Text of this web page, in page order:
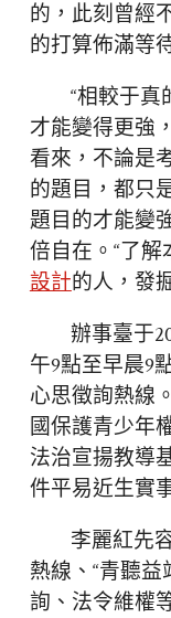
的，此刻曾經
的打算佈滿等
“相較于真
才能變得更強
看來，不論是
的題目，都只
題目的才能變
倍自在。“了
設計的人，發
辦事臺于
午9點至早晨9
心思徵詢熱線
國保護青少年
法治宣揚教導
件平易近生實
李麗紅先
熱線、“青聽益
詢、法令維權